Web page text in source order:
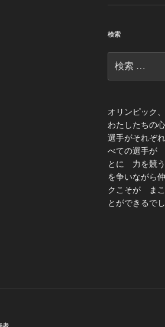
検索
索:
オリンピック
わたしたちの
選手がそれぞ
べての選手が
とに 力を競う
を争いながら
クこそが まこ
とができるで